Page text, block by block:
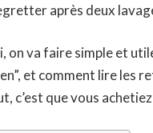
après deux
on va faire simple et
et comment lire les
c’est que vous